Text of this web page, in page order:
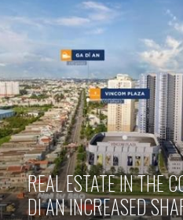
REAL ESTATE IN THE
DI AN INCREASED